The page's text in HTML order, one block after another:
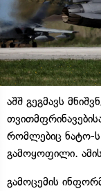
აშშ გეგმავს
რომლებიც ნატო-ს
გამოყოფილი.
გამოცემის